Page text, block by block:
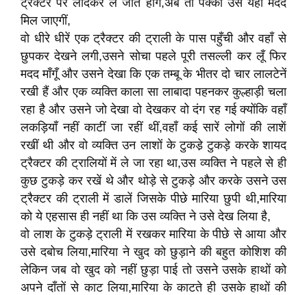
ट्रैक्टर पर लादकर ले जाते होगें,अब तो पक्का उसे यहाँ मदद
मिल जाएगीं,
वो धीरे धीरें एक ट्रैक्टर की ट्राली के पास पहुँची और वहाँ से
छुपकर देखने लगी,उसने सोचा पहले पूरी तसल्ली कर लूँ फिर
मदद माँगूँ और उसने देखा कि एक तम्बू के भीतर दो चार लालटेनें
रखी हैं और एक व्यक्ति काला सा लाबादा पहनकर कुल्हाड़ी चला
रहा है और उसने जो देखा वो देखकर वो दंग रह गई क्योंकि वहाँ
लकड़ियाँ नहीं काटीं जा रहीं थीं,वहाँ कई सारें लोगों की लाशें
रखीं थी और वो व्यक्ति उन लाशों के टुकडे़ टुकड़े करके शायद
ट्रैक्टर की ट्रालियों में ले जा रहा था,उस व्यक्ति ने पहले से ही
कुछ टुकड़े कर रखें थे और थोड़े से टुकड़े और करके उसने उस
ट्रैक्टर की ट्राली में डालें जिसके पीछे मारिया छुपी थी,मारिया
को ये एहसास ही नहीं था कि उस व्यक्ति ने उसे देख लिया है,
वो लाश के टुकड़े ट्राली में रखकर मारिया के पीछे से आया और
उसे दबोच लिया,मारिया ने खुद को छुड़ाने की बहुत कोशिश की
लेकिन जब वो खुद को नहीं छुड़ा पाई तो उसने उसके हाथों को
अपने दाँतों से काट लिया,मारिया के काटते ही उसके हाथों की